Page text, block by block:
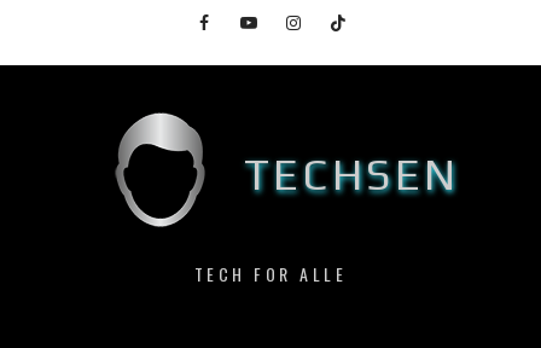
content
FacebookYouTubeInstagramTikTok
TECHSEN
TECH FOR ALLE